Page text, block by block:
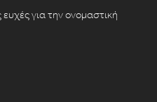
για την ονομαστική